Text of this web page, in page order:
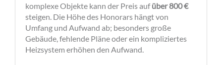
komplexe Objekte kann der Preis aufüber 800 €
steigen. Die Höhe des Honorars hängt von
Umfang und Aufwand ab; besonders große
Gebäude, fehlende Pläne oder ein kompliziertes
Heizsystem erhöhen den Aufwand.